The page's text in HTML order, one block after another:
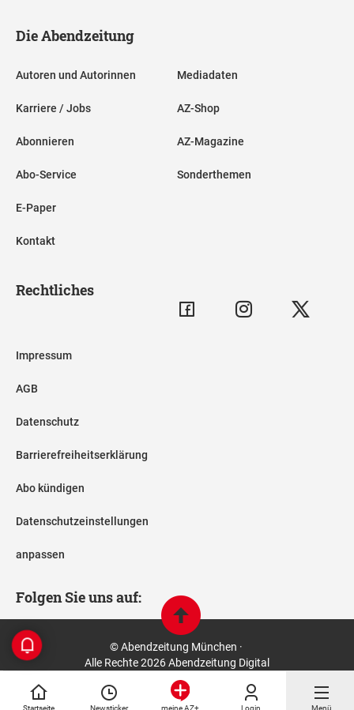
Startseite Newsticker meine AZ+ Login Menü
Die Abendzeitung
Autoren und Autorinnen
Karriere / Jobs
Abonnieren
Abo-Service
E-Paper
Kontakt
Mediadaten
AZ-Shop
AZ-Magazine
Sonderthemen
Rechtliches
Impressum
AGB
Datenschutz
Barrierefreiheitserklärung
Abo kündigen
Datenschutzeinstellungen
anpassen
Folgen Sie uns auf:
© Abendzeitung München ·
Alle Rechte 2026 Abendzeitung Digital